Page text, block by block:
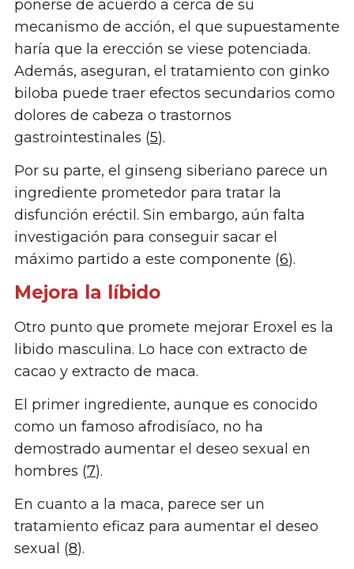
ponerse de acuerdo a cerca de su
mecanismo de acción, el que supuestamente
haría que la erección se viese potenciada.
Además, aseguran, el tratamiento con ginko
biloba puede traer efectos secundarios como
dolores de cabeza o trastornos
gastrointestinales (5).
Por su parte, el ginseng siberiano parece un
ingrediente prometedor para tratar la
disfunción eréctil. Sin embargo, aún falta
investigación para conseguir sacar el
máximo partido a este componente (6).
Mejora la líbido
Otro punto que promete mejorar Eroxel es la
libido masculina. Lo hace con extracto de
cacao y extracto de maca.
El primer ingrediente, aunque es conocido
como un famoso afrodisíaco, no ha
demostrado aumentar el deseo sexual en
hombres (7).
En cuanto a la maca, parece ser un
tratamiento eficaz para aumentar el deseo
sexual (8).